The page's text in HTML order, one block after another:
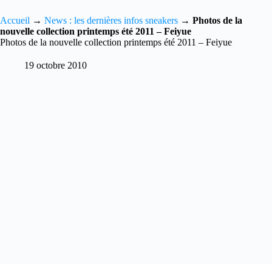
Accueil → News : les dernières infos sneakers → Photos de la
nouvelle collection printemps été 2011 – Feiyue
Photos de la nouvelle collection printemps été 2011 – Feiyue
19 octobre 2010